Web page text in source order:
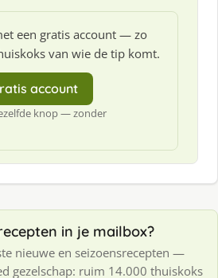
een gratis account — zo
van wie de tip komt.
account
knop — zonder
in je mailbox?
nieuwe en seizoensrecepten —
gezelschap: ruim 14.000 thuiskoks